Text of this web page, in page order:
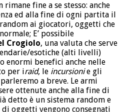
fine a se stesso: anche
ed alla fine di ogni partita il
ai giocatori, oggetti che
E’ possibile
Crogiolo, una valuta che serve
esotiche (alti livelli)
enormi benefici anche nelle
per iraid, le incursionie gli
a breve. Le armi
ottenute anche alla fine di
detto è un sistema random e
oggetti vengono consegnati